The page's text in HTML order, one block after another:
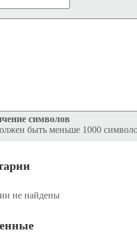
символов
быть меньше 1000
не найдены